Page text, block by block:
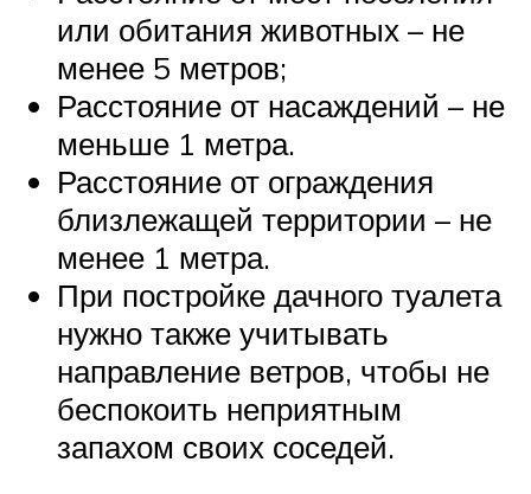
или обитания животных – не
менее 5 метров;
Расстояние от насаждений – не
меньше 1 метра.
Расстояние от ограждения
близлежащей территории – не
менее 1 метра.
При постройке дачного туалета
нужно также учитывать
направление ветров, чтобы не
беспокоить неприятным
запахом своих соседей.